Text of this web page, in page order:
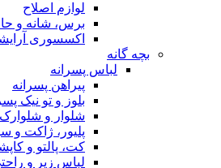
لوازم اصلاح
برس، شانه و
اکسسوری
بچه گانه
لباس پسرانه
پیراهن پسرانه
بلوز و تو نیک
شلوار و
پلیور، ژاکت و
کت، پالتو و
لباس زیر و